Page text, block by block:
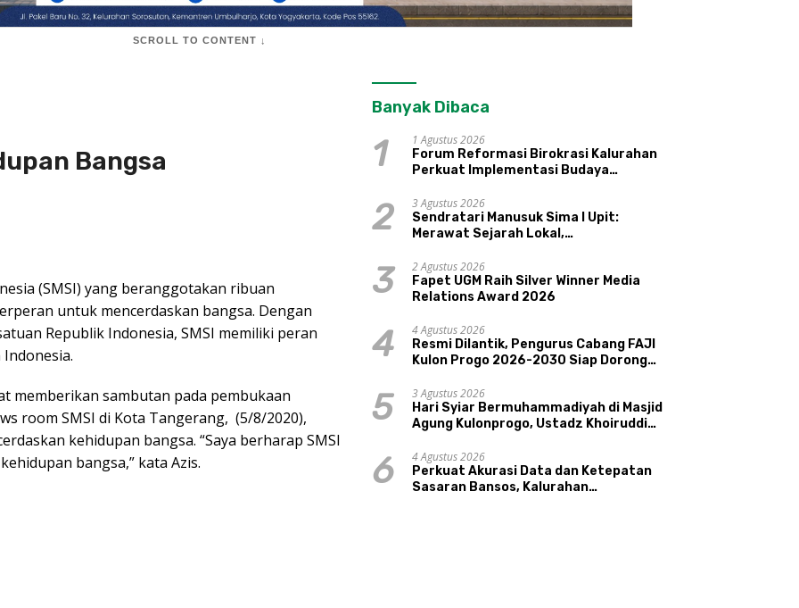
SCROLL TO CONTENT ↓
Bangsa
(SMSI) yang beranggotakan ribuan
untuk mencerdaskan bangsa. Dengan
Republik Indonesia, SMSI memiliki peran
memberikan sambutan pada pembukaan
room SMSI di Kota Tangerang, (5/8/2020),
kehidupan bangsa. “Saya berharap SMSI
bangsa,” kata Azis.
Banyak Dibaca
1
1 Agustus 2026
Forum Reformasi Birokrasi Kalurahan
Perkuat Implementasi Budaya
Kepamongan DIY
2
3 Agustus 2026
Sendratari Manusuk Sima I Upit:
Merawat Sejarah Lokal,
Pariwisata, dan Ekologi Klaten
3
2 Agustus 2026
Fapet UGM Raih Silver Winner Media
Relations Award 2026
4
4 Agustus 2026
Resmi Dilantik, Pengurus Cabang FAJI
Kulon Progo 2026-2030 Siap Dorong
Sungai Progo
5
3 Agustus 2026
Hari Syiar Bermuhammadiyah di Masjid
Agung Kulonprogo, Ustadz Khoiruddin
Sakinah Adalah Agama
6
4 Agustus 2026
Perkuat Akurasi Data dan Ketepatan
Sasaran Bansos, Kalurahan